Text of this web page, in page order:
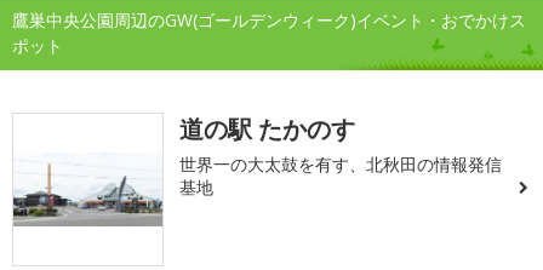
鷹巣中央公園周辺のGW(ゴールデンウィーク)イベント・おでかけス
ポット
道の駅 たかのす
世界一の大太鼓を有す、北秋田の情報発信
基地